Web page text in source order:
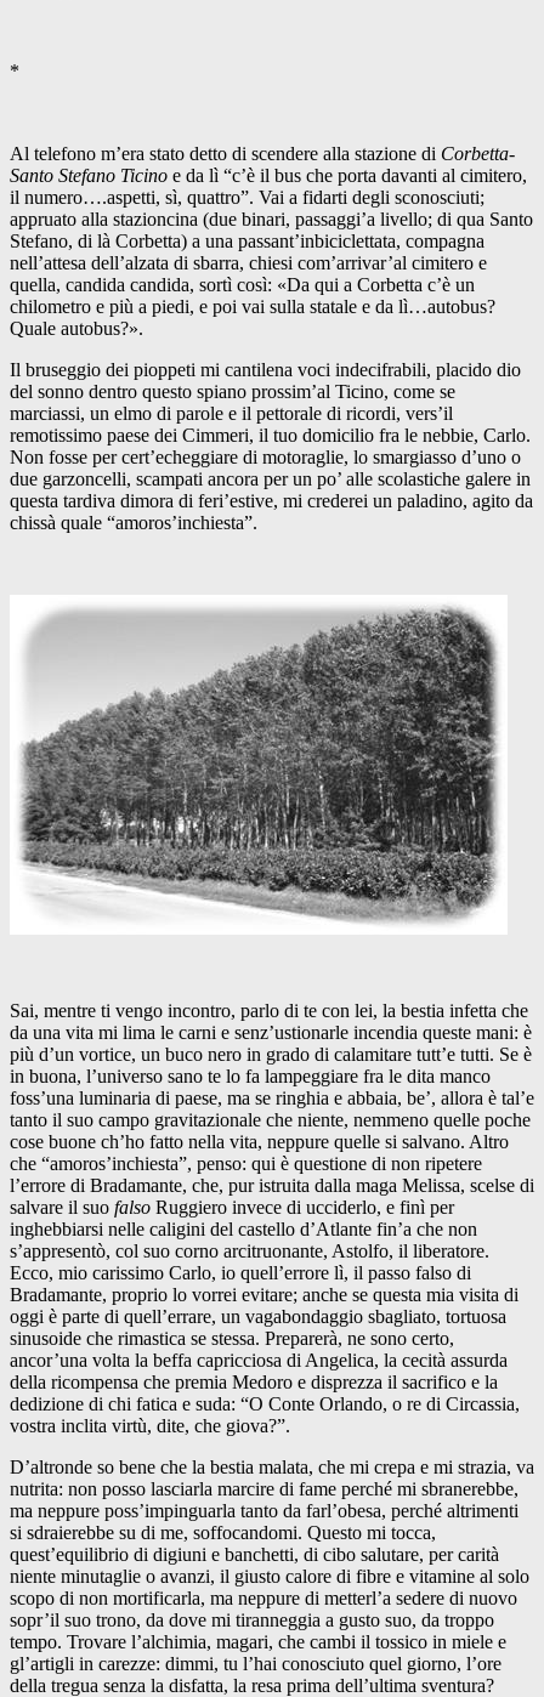
*
Al telefono m’era stato detto di scendere alla stazione di Corbetta-
Santo Stefano Ticino e da lì “c’è il bus che porta davanti al cimitero,
il numero….aspetti, sì, quattro”. Vai a fidarti degli sconosciuti;
appruato alla stazioncina (due binari, passaggi’a livello; di qua Santo
Stefano, di là Corbetta) a una passant’inbiciclettata, compagna
nell’attesa dell’alzata di sbarra, chiesi com’arrivar’al cimitero e
quella, candida candida, sortì così: «Da qui a Corbetta c’è un
chilometro e più a piedi, e poi vai sulla statale e da lì…autobus?
Quale autobus?».
Il bruseggio dei pioppeti mi cantilena voci indecifrabili, placido dio
del sonno dentro questo spiano prossim’al Ticino, come se
marciassi, un elmo di parole e il pettorale di ricordi, vers’il
remotissimo paese dei Cimmeri, il tuo domicilio fra le nebbie, Carlo.
Non fosse per cert’echeggiare di motoraglie, lo smargiasso d’uno o
due garzoncelli, scampati ancora per un po’ alle scolastiche galere in
questa tardiva dimora di feri’estive, mi crederei un paladino, agito da
chissà quale “amoros’inchiesta”.
Sai, mentre ti vengo incontro, parlo di te con lei, la bestia infetta che
da una vita mi lima le carni e senz’ustionarle incendia queste mani: è
più d’un vortice, un buco nero in grado di calamitare tutt’e tutti. Se è
in buona, l’universo sano te lo fa lampeggiare fra le dita manco
foss’una luminaria di paese, ma se ringhia e abbaia, be’, allora è tal’e
tanto il suo campo gravitazionale che niente, nemmeno quelle poche
cose buone ch’ho fatto nella vita, neppure quelle si salvano. Altro
che “amoros’inchiesta”, penso: qui è questione di non ripetere
l’errore di Bradamante, che, pur istruita dalla maga Melissa, scelse di
salvare il suo falso Ruggiero invece di ucciderlo, e finì per
inghebbiarsi nelle caligini del castello d’Atlante fin’a che non
s’appresentò, col suo corno arcitruonante, Astolfo, il liberatore.
Ecco, mio carissimo Carlo, io quell’errore lì, il passo falso di
Bradamante, proprio lo vorrei evitare; anche se questa mia visita di
oggi è parte di quell’errare, un vagabondaggio sbagliato, tortuosa
sinusoide che rimastica se stessa. Preparerà, ne sono certo,
ancor’una volta la beffa capricciosa di Angelica, la cecità assurda
della ricompensa che premia Medoro e disprezza il sacrifico e la
dedizione di chi fatica e suda: “O Conte Orlando, o re di Circassia,
vostra inclita virtù, dite, che giova?”.
D’altronde so bene che la bestia malata, che mi crepa e mi strazia, va
nutrita: non posso lasciarla marcire di fame perché mi sbranerebbe,
ma neppure poss’impinguarla tanto da farl’obesa, perché altrimenti
si sdraierebbe su di me, soffocandomi. Questo mi tocca,
quest’equilibrio di digiuni e banchetti, di cibo salutare, per carità
niente minutaglie o avanzi, il giusto calore di fibre e vitamine al solo
scopo di non mortificarla, ma neppure di metterl’a sedere di nuovo
sopr’il suo trono, da dove mi tiranneggia a gusto suo, da troppo
tempo. Trovare l’alchimia, magari, che cambi il tossico in miele e
gl’artigli in carezze: dimmi, tu l’hai conosciuto quel giorno, l’ore
della tregua senza la disfatta, la resa prima dell’ultima sventura?